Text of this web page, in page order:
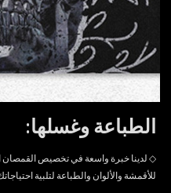
الطباعة وغسلها:
◇ لدينا خبرة واسعة في تخصيص القمصان
للأقمشة والألوان والطباعة لتلبية